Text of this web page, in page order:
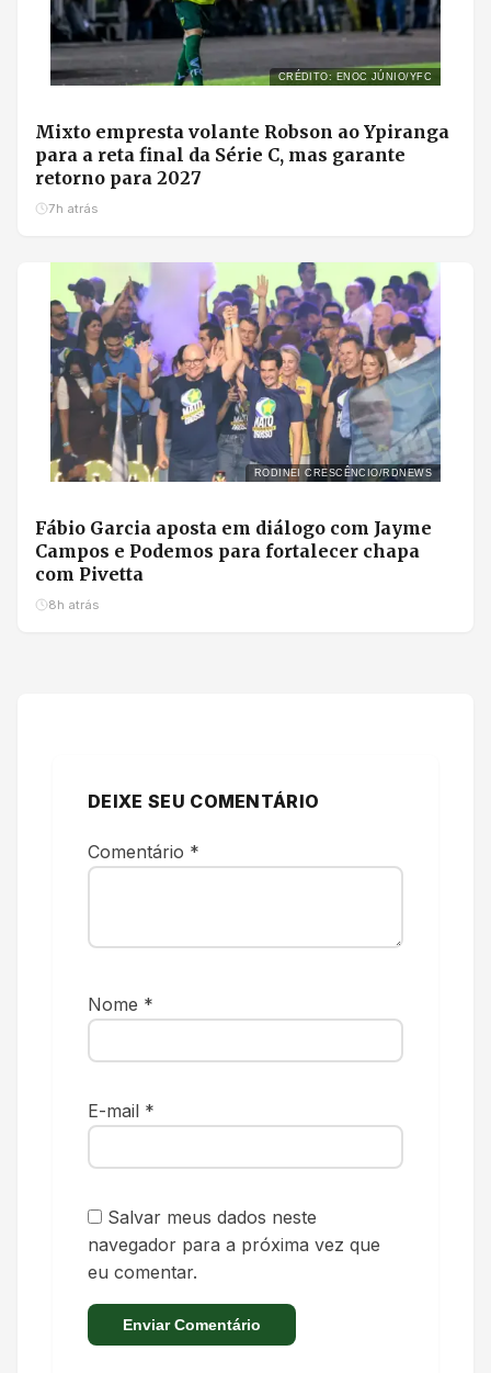
CRÉDITO: ENOC JÚNIO/YFC
Mixto empresta volante Robson ao Ypiranga
para a reta final da Série C, mas garante
retorno para 2027
7h atrás
RODINEI CRESCÊNCIO/RDNEWS
Fábio Garcia aposta em diálogo com Jayme
Campos e Podemos para fortalecer chapa
com Pivetta
8h atrás
DEIXE SEU COMENTÁRIO
Comentário *
Nome *
E-mail *
Salvar meus dados neste
navegador para a próxima vez que
eu comentar.